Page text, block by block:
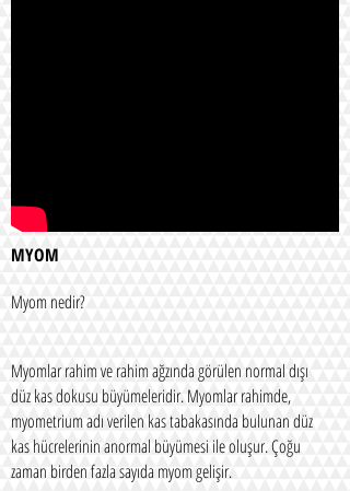
MYOM
Myom nedir?
Myomlar rahim ve rahim ağzında görülen normal dışı
düz kas dokusu büyümeleridir. Myomlar rahimde,
myometrium adı verilen kas tabakasında bulunan düz
kas hücrelerinin anormal büyümesi ile oluşur. Çoğu
zaman birden fazla sayıda myom gelişir.